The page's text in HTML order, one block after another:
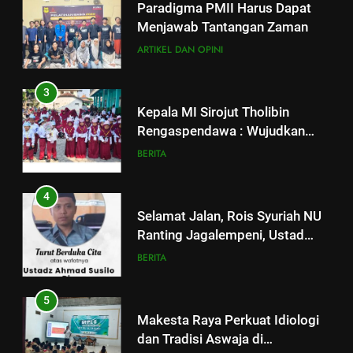
Rengaspendawa : Wujudkan
Madrasah Bahagia
4
Selamat Jalan, Rois Syuriah NU
Ranting Jagalempeni, Ustad
Susilo
5
Makesta Raya Perkuat Idiologi
dan Tradisi Aswaja di
lingkungan Pelajar Yayasan Al
Fattah
6
MENGENANG EYANG
SASTROHAMIJOYO, SANTRI
KETURUNAN SUNAN KALIJAGA
Paradigma PMII Harus Dapat
Menjawab Tantangan Zaman
ARTIKEL DAN OPINI
3
Kepala MI Sirojut Tholibin
Rengaspendawa : Wujudkan
Madrasah Bahagia
BERITA
4
Selamat Jalan, Rois Syuriah NU
Ranting Jagalempeni, Ustad
Susilo
BERITA
5
Makesta Raya Perkuat Idiologi
dan Tradisi Aswaja di